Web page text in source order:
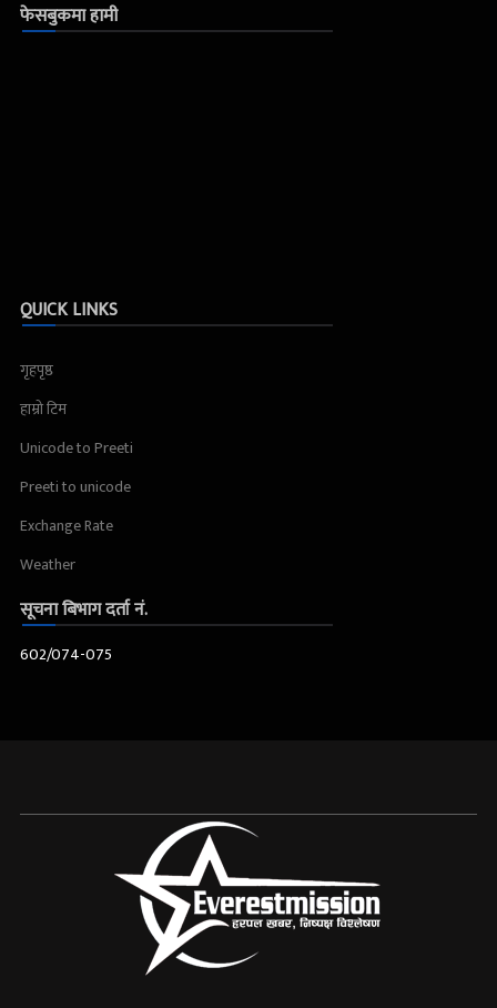
फेसबुकमा हामी
QUICK LINKS
गृहपृष्ठ
हाम्रो टिम
Unicode to Preeti
Preeti to unicode
Exchange Rate
Weather
सूचना बिभाग दर्ता नं.
602/074-075